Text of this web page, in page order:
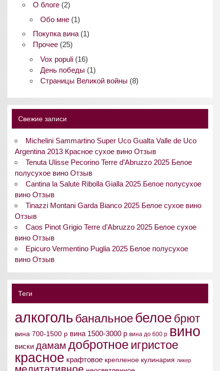
О блоге(2)
Обо мне(1)
Покупка вина(1)
Прочее(25)
Vox populi(16)
День победы (1)
Страницы Великой войны (8)
Свежие записи
Michelini Sammartino Super Uco Gualta Valle de Uco
Argentina 2013 Красное сухое вино Отзыв
Tenuta Ulisse Pecorino Terre d’Abruzzo 2025 Белое
полусухое вино Отзыв
Cantina la Salute Ribolla Gialla 2025 Белое полусухое
вино Отзыв
Tinazzi Montani Garda Bianco 2025 Белое сухое вино
Отзыв
Caos Pinot Grigio Terre d’Abruzzo 2025 Белое сухое
вино Отзыв
Epicuro Vermentino Puglia 2025 Белое полусухое
вино Отзыв
Теги
алкоголь банальноебелое брют
вина 700-1500 р вина 1500-3000 р вина до 600 р вино
виски дамам добротное игристое
красное крафтовое крепленое кулинария ликер